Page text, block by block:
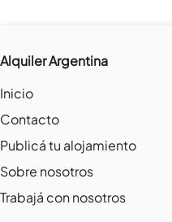
Alquiler Argentina
Inicio
Contacto
Publicá tu alojamiento
Sobre nosotros
Trabajá con nosotros